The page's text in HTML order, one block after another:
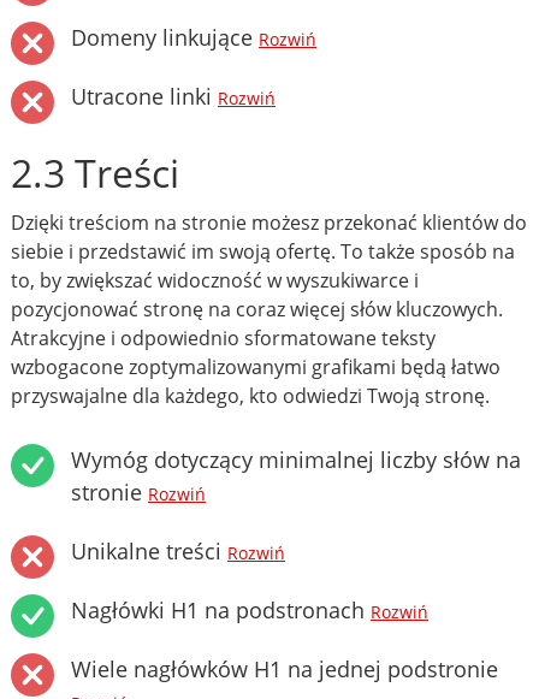
Domeny linkujące Rozwiń
Utracone linki Rozwiń
2.3 Treści
Dzięki treściom na stronie możesz przekonać klientów do
siebie i przedstawić im swoją ofertę. To także sposób na
to, by zwiększać widoczność w wyszukiwarce i
pozycjonować stronę na coraz więcej słów kluczowych.
Atrakcyjne i odpowiednio sformatowane teksty
wzbogacone zoptymalizowanymi grafikami będą łatwo
przyswajalne dla każdego, kto odwiedzi Twoją stronę.
Wymóg dotyczący minimalnej liczby słów na
stronie Rozwiń
Unikalne treści Rozwiń
Nagłówki H1 na podstronach Rozwiń
Wiele nagłówków H1 na jednej podstronie